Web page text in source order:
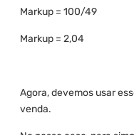
Markup = 100/49
Markup = 2,04
Agora, devemos usar
venda.